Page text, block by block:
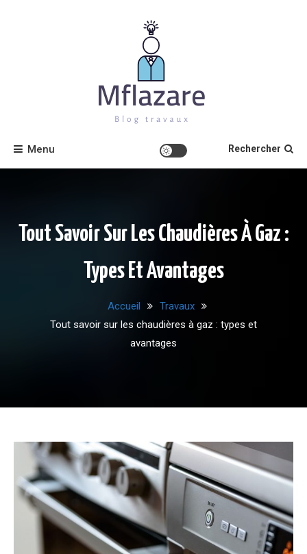
Mflazare
Menu Rechercher
Tout Savoir Sur Les Chaudières À Gaz :
Types Et Avantages
Accueil
Travaux
Tout savoir sur les chaudières à gaz : types et
avantages